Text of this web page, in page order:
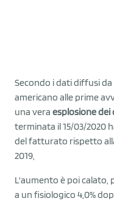
Secondo i dati diffusi
americano alle prime
una vera esplosione dei
terminata il 15/03/2020
del fatturato rispetto
2019,
L'aumento è poi
a un fisiologico 4,0%